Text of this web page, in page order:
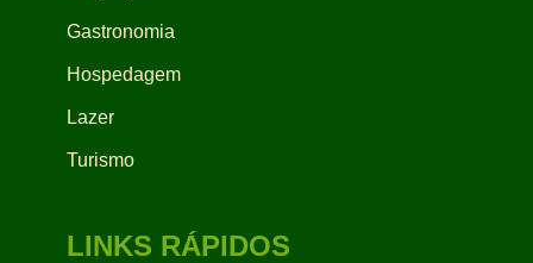
Gastronomia
Hospedagem
Lazer
Turismo
LINKS RÁPIDOS